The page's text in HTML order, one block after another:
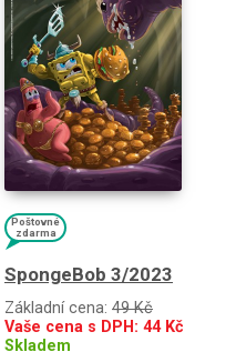
Poštovné
zdarma
SpongeBob 3/2023
Základní cena: 49 Kč
Vaše cena s DPH: 44Kč
Skladem